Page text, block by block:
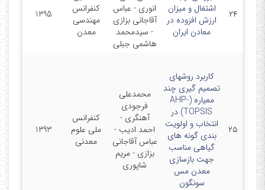
۲۴
اشتغال و میزان
ارزش افزوده در
معادن ایران
انوری - عباس
آقاجانی بزازی
- سیدمحمد
هاشمی جبلی
کنفرانس
مهندسی
معدن
1395
۲۵
کاربرد روشهای
تصمیم گیری چند
معیاره (AHP-
TOPSIS) در
انتخاب و اولویت
بندی گونه های
گیاهی مناسب
جهت بازسازی
معدن مس
سونگون
محمدعلی
فرجودی
آهنگری -
احمد ادیب -
عباس آقاجانی
بزازی - مریم
شاپوری
کنفرانس
ملی علوم
معدنی
1393